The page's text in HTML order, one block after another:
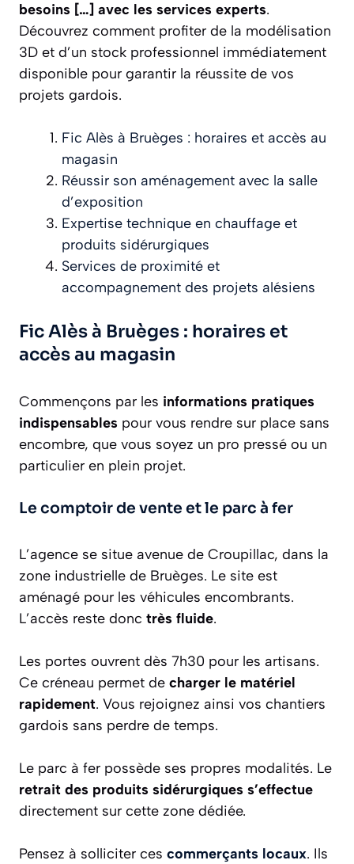
besoins […] avec les services experts.
Découvrez comment profiter de la modélisation
3D et d’un stock professionnel immédiatement
disponible pour garantir la réussite de vos
projets gardois.
Fic Alès à Bruèges : horaires et accès au
magasin
Réussir son aménagement avec la salle
d’exposition
Expertise technique en chauffage et
produits sidérurgiques
Services de proximité et
accompagnement des projets alésiens
Fic Alès à Bruèges : horaires et
accès au magasin
Commençons par les informations pratiques
indispensables pour vous rendre sur place sans
encombre, que vous soyez un pro pressé ou un
particulier en plein projet.
Le comptoir de vente et le parc à fer
L’agence se situe avenue de Croupillac, dans la
zone industrielle de Bruèges. Le site est
aménagé pour les véhicules encombrants.
L’accès reste donc très fluide.
Les portes ouvrent dès 7h30 pour les artisans.
Ce créneau permet de charger le matériel
rapidement. Vous rejoignez ainsi vos chantiers
gardois sans perdre de temps.
Le parc à fer possède ses propres modalités. Le
retrait des produits sidérurgiques s’effectue
directement sur cette zone dédiée.
Pensez à solliciter ces commerçants locaux. Ils